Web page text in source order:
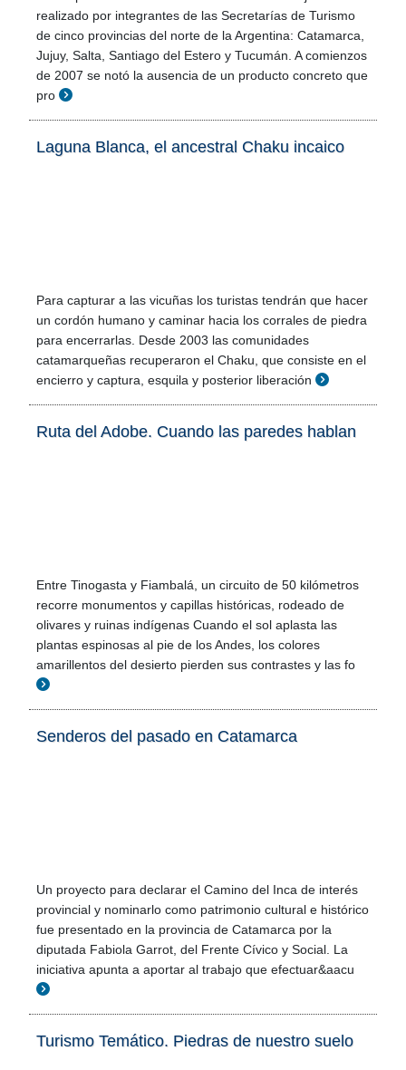
realizado por integrantes de las Secretarías de Turismo
de cinco provincias del norte de la Argentina: Catamarca,
Jujuy, Salta, Santiago del Estero y Tucumán. A comienzos
de 2007 se notó la ausencia de un producto concreto que
pro
Laguna Blanca, el ancestral Chaku incaico
Para capturar a las vicuñas los turistas tendrán que hacer
un cordón humano y caminar hacia los corrales de piedra
para encerrarlas. Desde 2003 las comunidades
catamarqueñas recuperaron el Chaku, que consiste en el
encierro y captura, esquila y posterior liberación
Ruta del Adobe. Cuando las paredes hablan
Entre Tinogasta y Fiambalá, un circuito de 50 kilómetros
recorre monumentos y capillas históricas, rodeado de
olivares y ruinas indígenas Cuando el sol aplasta las
plantas espinosas al pie de los Andes, los colores
amarillentos del desierto pierden sus contrastes y las fo
Senderos del pasado en Catamarca
Un proyecto para declarar el Camino del Inca de interés
provincial y nominarlo como patrimonio cultural e histórico
fue presentado en la provincia de Catamarca por la
diputada Fabiola Garrot, del Frente Cívico y Social. La
iniciativa apunta a aportar al trabajo que efectuar&aacu
Turismo Temático. Piedras de nuestro suelo